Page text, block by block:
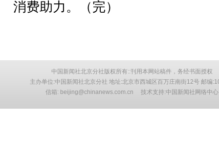
消费助力。（完）
中国新闻社北京分社版权所有::刊用本网站稿件，务经书面授权
主办单位:中国新闻社北京分社 地址:北京市西城区百万庄南街12号 邮编
信箱: beijing@chinanews.com.cn 技术支持:中国新闻社网络中心